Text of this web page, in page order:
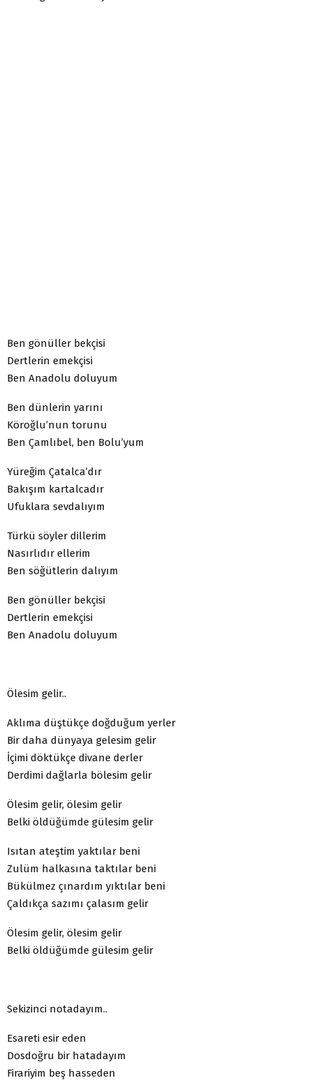
Ben gönüller bekçisi
Dertlerin emekçisi
Ben Anadolu doluyum
Ben dünlerin yarını
Köroğlu’nun torunu
Ben Çamlıbel, ben Bolu’yum
Yüreğim Çatalca’dır
Bakışım kartalcadır
Ufuklara sevdalıyım
Türkü söyler dillerim
Nasırlıdır ellerim
Ben söğütlerin dalıyım
Ben gönüller bekçisi
Dertlerin emekçisi
Ben Anadolu doluyum
Ölesim gelir..
Aklıma düştükçe doğduğum yerler
Bir daha dünyaya gelesim gelir
İçimi döktükçe divane derler
Derdimi dağlarla bölesim gelir
Ölesim gelir, ölesim gelir
Belki öldüğümde gülesim gelir
Isıtan ateştim yaktılar beni
Zulüm halkasına taktılar beni
Bükülmez çınardım yıktılar beni
Çaldıkça sazımı çalasım gelir
Ölesim gelir, ölesim gelir
Belki öldüğümde gülesim gelir
Sekizinci notadayım..
Esareti esir eden
Dosdoğru bir hatadayım
Firariyim beş hasseden